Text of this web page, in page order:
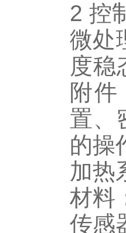
2 控
微处
度稳
附
置、
的操
加热
材料
传感